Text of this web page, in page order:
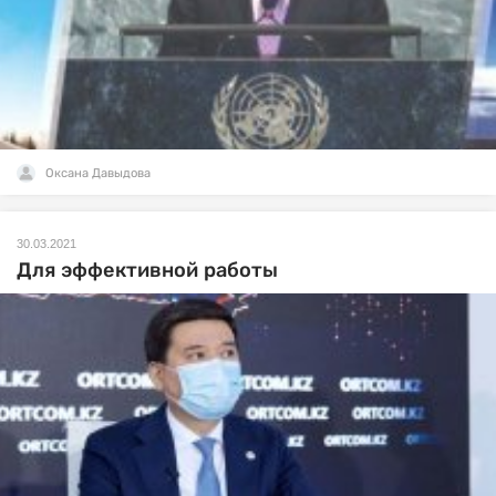
Оксана Давыдова
30.03.2021
Для эффективной работы